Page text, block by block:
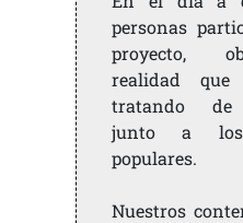
personas
proyecto,
realidad
tratando de
junto a los
populares.
Nuestros